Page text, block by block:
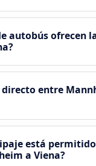
autobús ofrecen
directo entre
está
a Viena?